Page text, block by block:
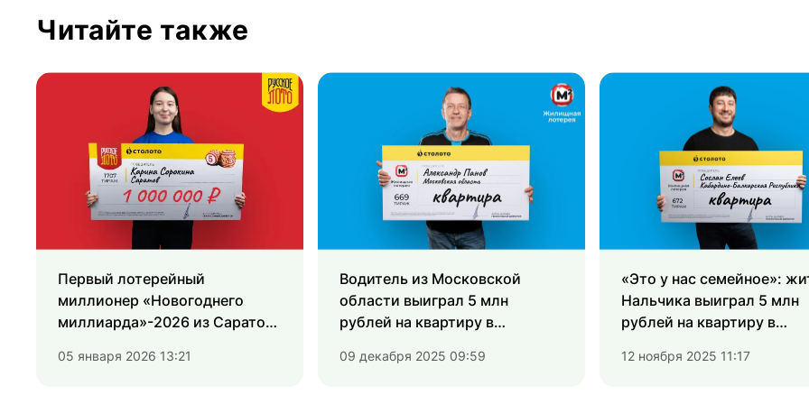
Читайте также
Первый лотерейный
миллионер «Новогоднего
миллиарда»-2026 из Саратова
05 января 2026 13:21
Водитель из Московской
области выиграл 5 млн
рублей на квартиру в
09 декабря 2025 09:59
«Это у нас семейное»:
Нальчика выиграл 5 млн
рублей на квартиру в
12 ноября 2025 11:17